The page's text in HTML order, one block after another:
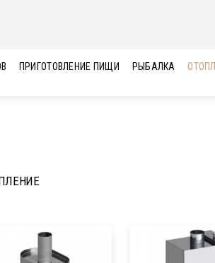
ПРИГОТОВЛЕНИЕ ПИЩИ РЫБАЛКА